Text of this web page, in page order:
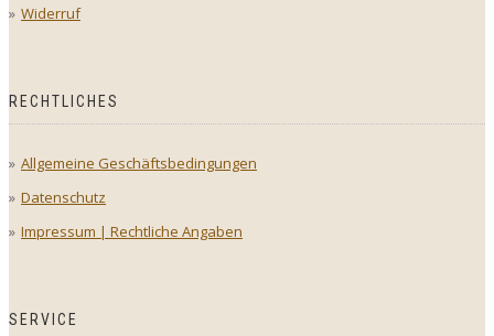
Widerruf
RECHTLICHES
Allgemeine Geschäftsbedingungen
Datenschutz
Impressum | Rechtliche Angaben
SERVICE